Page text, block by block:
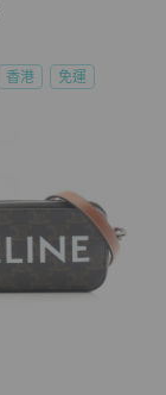
香港 免運